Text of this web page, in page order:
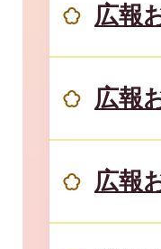
広報
広報
広報